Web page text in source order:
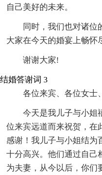
自己美好的未来。
同时，我们也对诸位
大家在今天的婚宴上畅怀
谢谢大家!
结婚答谢词 3
各位来宾、各位女士
今天是我儿子与小姐
位来宾远道而来祝贺，在
感谢！我儿子与小姐结为
十分高兴。他们通过自己
为夫妻，从今以后，你们